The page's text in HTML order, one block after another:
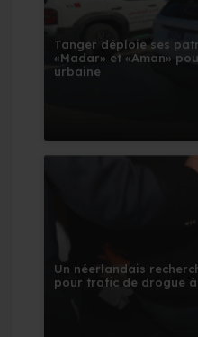
Tanger déploie ses
«Madar» et «Aman»
urbaine
Un néerlandais
pour trafic de drogue